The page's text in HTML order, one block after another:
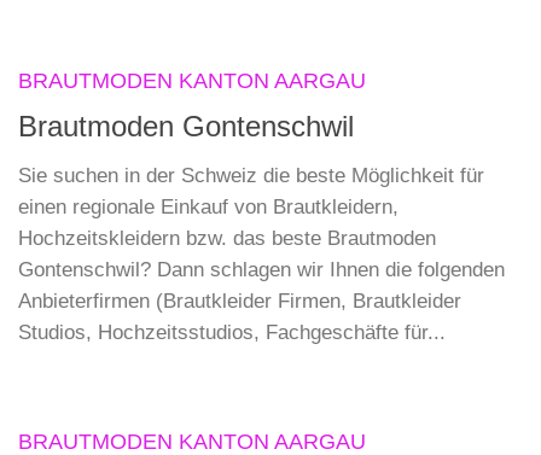
BRAUTMODEN KANTON AARGAU
Brautmoden Gontenschwil
Sie suchen in der Schweiz die beste Möglichkeit für
einen regionale Einkauf von Brautkleidern,
Hochzeitskleidern bzw. das beste Brautmoden
Gontenschwil? Dann schlagen wir Ihnen die folgenden
Anbieterfirmen (Brautkleider Firmen, Brautkleider
Studios, Hochzeitsstudios, Fachgeschäfte für...
BRAUTMODEN KANTON AARGAU